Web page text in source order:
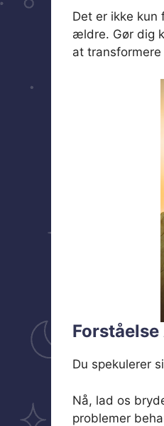
Det er ikke
ældre. Gør dig
at
Du spekulerer
Nå, lad os
problemer